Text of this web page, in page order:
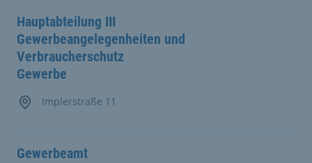
Hauptabteilung III
Gewerbeangelegenheiten und
Verbraucherschutz
Gewerbe
Implerstraße 11
Gewerbeamt